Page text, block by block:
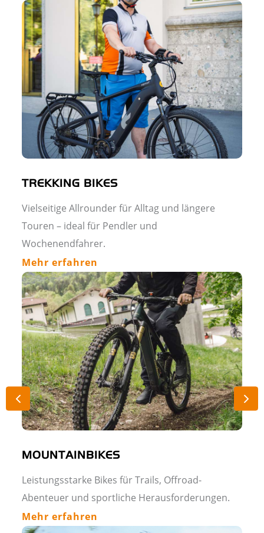
TREKKING BIKES
Vielseitige Allrounder für Alltag und längere
Touren – ideal für Pendler und
Wochenendfahrer.
Mehr erfahren
MOUNTAINBIKES
Leistungsstarke Bikes für Trails, Offroad-
Abenteuer und sportliche Herausforderungen.
Mehr erfahren